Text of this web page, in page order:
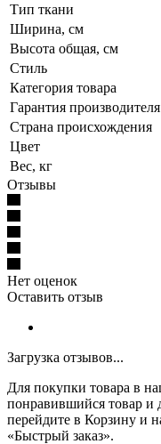
Тип ткани
Ширина, см
Высота общая, см
Стиль
Категория товара
Гарантия производителя
Страна происхождения
Цвет
Вес, кг
Отзывы
Нет оценок
Оставить отзыв
Загрузка отзывов...
Для покупки товара в
понравившийся товар и
перейдите в Корзину и
«Быстрый заказ».